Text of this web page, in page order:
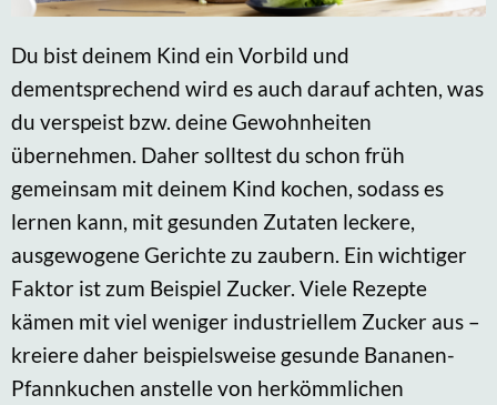
Du bist deinem Kind ein Vorbild und
dementsprechend wird es auch darauf achten, was
du verspeist bzw. deine Gewohnheiten
übernehmen. Daher solltest du schon früh
gemeinsam mit deinem Kind kochen, sodass es
lernen kann, mit gesunden Zutaten leckere,
ausgewogene Gerichte zu zaubern. Ein wichtiger
Faktor ist zum Beispiel Zucker. Viele Rezepte
kämen mit viel weniger industriellem Zucker aus –
kreiere daher beispielsweise gesunde Bananen-
Pfannkuchen anstelle von herkömmlichen